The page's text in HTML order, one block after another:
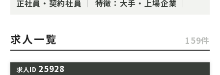
正社員・契約社員 特徴：大手・上場企業
求人一覧 159件
求人ID 25928